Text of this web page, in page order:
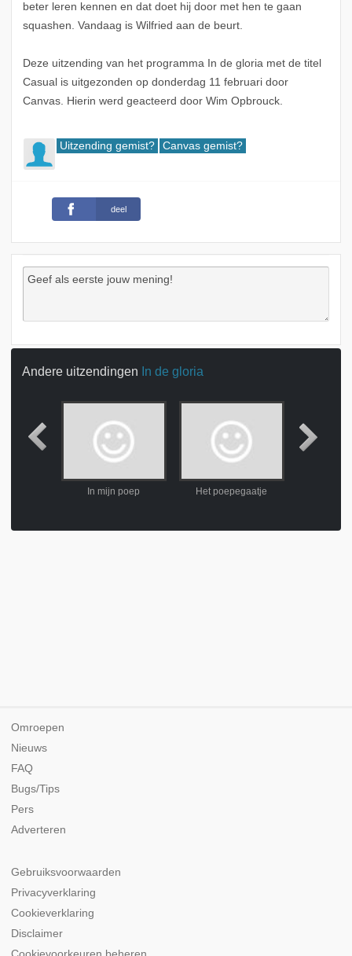
beter leren kennen en dat doet hij door met hen te gaan
squashen. Vandaag is Wilfried aan de beurt.
Deze uitzending van het programma In de gloria met de titel
Casual is uitgezonden op donderdag 11 februari door
Canvas. Hierin werd geacteerd door Wim Opbrouck.
Uitzending gemist? Canvas gemist?
deel
Andere uitzendingen In de gloria
In mijn poep Het poepegaatje
Omroepen
Nieuws
FAQ
Bugs/Tips
Pers
Adverteren
Gebruiksvoorwaarden
Privacyverklaring
Cookieverklaring
Disclaimer